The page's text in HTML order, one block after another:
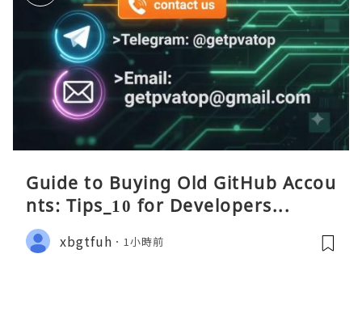
Guide to Buying Old GitHub Accou
nts: Tips_10 for Developers...
xbgtfuh 1小時前